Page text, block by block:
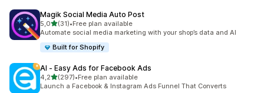
Magik Social Media Auto Post
5,05 yıldız üzerinden
(31)
toplam 31 değerlendirme
•Free plan available
Automate social media marketing with your shop’s data and AI
Built for Shopify
AI ‑ Easy Ads for Facebook Ads
4,25 yıldız üzerinden
(297)
toplam 297 değerlendirme
•Free plan available
Launch a Facebook & Instagram Ads Funnel That Converts